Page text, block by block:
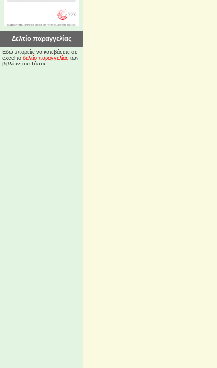
Δελτίο παραγγελίας
Εδώ μπορείτε να κατεβάσετε σε
excel το δελτίο παραγγελίας των
βιβλίων του Τόπου.